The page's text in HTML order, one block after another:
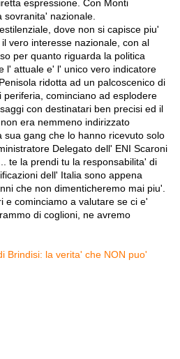
espressione. Con Monti
nazionale.
dove non si capisce piu'
vero interesse nazionale, con al
per quanto riguarda la politica
l' attuale e' l' unico vero indicatore
ridotta ad un palcoscenico di
cominciano ad esplodere
con destinatari ben precisi ed il
era nemmeno indirizzato
gang che lo hanno ricevuto solo
Delegato dell' ENI Scaroni
te la prendi tu la responsabilita' di
dell' Italia sono appena
che non dimenticheremo mai piu'.
e cominciamo a valutare se ci e'
di coglioni, ne avremo
Brindisi: la verita' che NON puo'